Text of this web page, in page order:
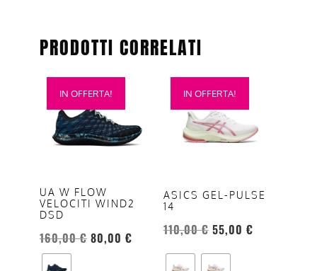
PRODOTTI CORRELATI
IN OFFERTA!
UA W FLOW
VELOCITI WIND2
DSD
160,00€ 80,00 €
Questo
prodotto
più
opzioni
possono
scelte
nella
IN OFFERTA!
ASICS GEL-PULSE
14
110,00€ 55,00 €
Questo
prodotto
opzioni
possono
essere
nella